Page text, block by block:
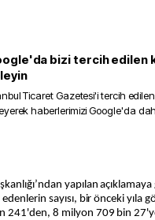
bizi tercih edilen
Ticaret Gazetesi'i tercih
haberlerimizi Google'da
edenlerin sayısı, bir önceki yıla
241'den, 8 milyon 709 bin